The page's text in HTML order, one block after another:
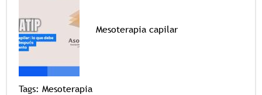
Mesoterapia capilar
Tags: Mesoterapia